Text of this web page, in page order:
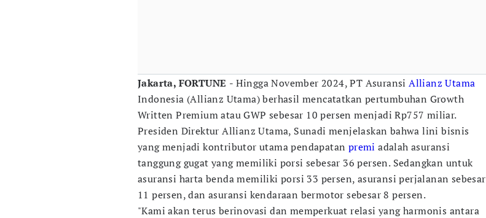
Jakarta, FORTUNE - Hingga November 2024, PT AsuransiAllianz Utama
Indonesia (Allianz Utama) berhasil mencatatkan pertumbuhan Growth
Written Premium atau GWP sebesar 10 persen menjadi Rp757 miliar.
Presiden Direktur Allianz Utama, Sunadi menjelaskan bahwa lini bisnis
yang menjadi kontributor utama pendapatan premi adalah asuransi
tanggung gugat yang memiliki porsi sebesar 36 persen. Sedangkan untuk
asuransi harta benda memiliki porsi 33 persen, asuransi perjalanan sebesar
11 persen, dan asuransi kendaraan bermotor sebesar 8 persen.
"Kami akan terus berinovasi dan memperkuat relasi yang harmonis antara